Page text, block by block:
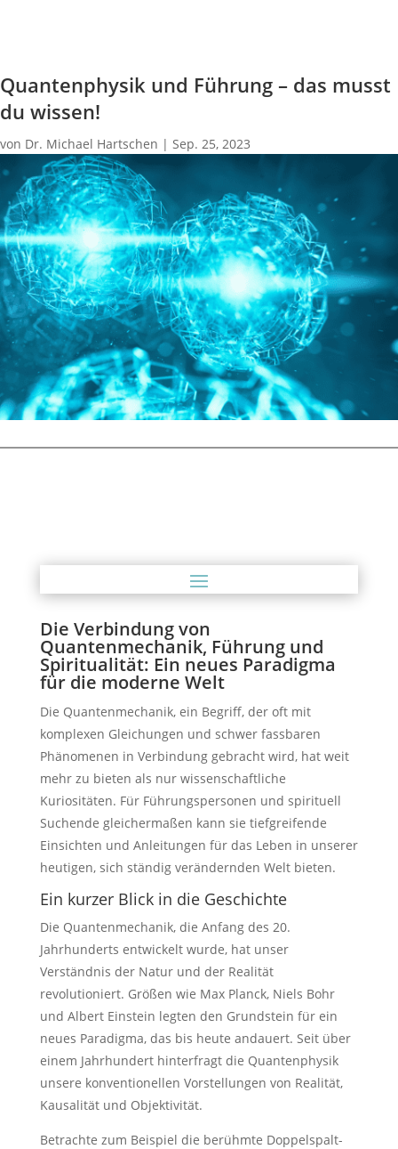
Quantenphysik und Führung – das musst
du wissen!
von Dr. Michael Hartschen | Sep. 25, 2023
Die Verbindung von
Quantenmechanik, Führung und
Spiritualität: Ein neues Paradigma
für die moderne Welt
Die Quantenmechanik, ein Begriff, der oft mit
komplexen Gleichungen und schwer fassbaren
Phänomenen in Verbindung gebracht wird, hat weit
mehr zu bieten als nur wissenschaftliche
Kuriositäten. Für Führungspersonen und spirituell
Suchende gleichermaßen kann sie tiefgreifende
Einsichten und Anleitungen für das Leben in unserer
heutigen, sich ständig verändernden Welt bieten.
Ein kurzer Blick in die Geschichte
Die Quantenmechanik, die Anfang des 20.
Jahrhunderts entwickelt wurde, hat unser
Verständnis der Natur und der Realität
revolutioniert. Größen wie Max Planck, Niels Bohr
und Albert Einstein legten den Grundstein für ein
neues Paradigma, das bis heute andauert. Seit über
einem Jahrhundert hinterfragt die Quantenphysik
unsere konventionellen Vorstellungen von Realität,
Kausalität und Objektivität.
Betrachte zum Beispiel die berühmte Doppelspalt-